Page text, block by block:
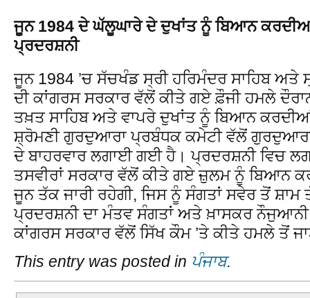
ਜੂਨ 1984 ਦੇ ਘੱਲੂਘਾਰੇ ਦੇ ਦੁਖਾਂਤ ਨੂੰ ਬਿਆਨ
ਪ੍ਰਦਰਸ਼ਨੀ
ਜੂਨ 1984 ’ਚ ਸੱਚਖੰਡ ਸ੍ਰੀ ਹਰਿਮੰਦਰ ਸਾਹਿਬ ਅਤੇ
ਦੀ ਕਾਂਗਰਸ ਸਰਕਾਰ ਵੱਲੋਂ ਕੀਤੇ ਗਏ ਫ਼ੌਜੀ ਹਮਲੇ
ਤਖ਼ਤ ਸਾਹਿਬ ਅਤੇ ਵਾਪਰੇ ਦੁਖਾਂਤ ਨੂੰ ਬਿਆਨ
ਸ਼੍ਰੋਮਣੀ ਗੁਰਦੁਆਰਾ ਪ੍ਰਬੰਧਕ ਕਮੇਟੀ ਵੱਲੋਂ ਗੁਰਦੁਆਰਾ
ਦੇ ਬਾਹਰਵਾਰ ਲਗਾਈ ਗਈ ਹੈ। ਪ੍ਰਦਰਸ਼ਨੀ
ਤਸਵੀਰਾਂ ਸਰਕਾਰ ਵੱਲੋਂ ਕੀਤੇ ਗਏ ਜ਼ੁਲਮ ਨੂੰ ਬਿਆਨ
ਜੂਨ ਤੱਕ ਜਾਰੀ ਰਹੇਗੀ, ਜਿਸ ਨੂੰ ਸੰਗਤਾਂ ਸਵੇਰ ਤੋਂ
ਪ੍ਰਦਰਸ਼ਨੀ ਦਾ ਮੰਤਵ ਸੰਗਤਾਂ ਅਤੇ ਖ਼ਾਸਕਰ
ਕਾਂਗਰਸ ਸਰਕਾਰ ਵੱਲੋਂ ਸਿੱਖ ਕੌਮ ’ਤੇ ਕੀਤੇ ਹਮਲੇ ਤੋਂ
This entry was posted in ਪੰਜਾਬ.